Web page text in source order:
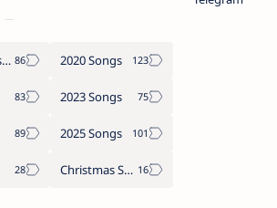
2019 Jesus songs 2020 Songs
2023 Songs
2025 Songs
Christmas Songs